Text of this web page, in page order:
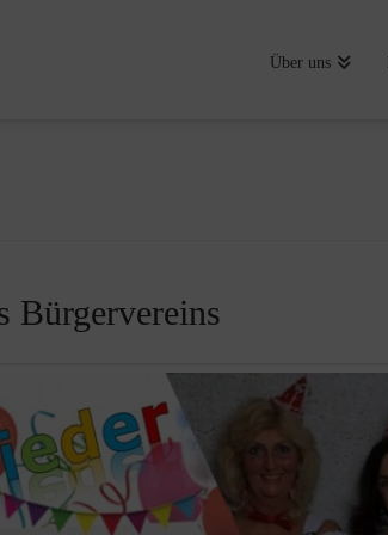
Über uns
Bürgervereins